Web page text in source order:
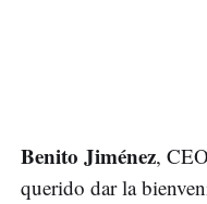
Benito Jiménez,
querido dar la